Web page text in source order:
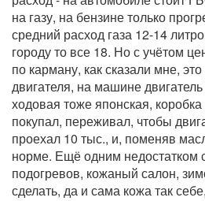
на газу, на бензине только
средний расход газа 12-14
городу то все 18. Но с учётом
по карману, как сказали мне,
двигателя, на машине
ходовая тоже японская, коробка
покупал, переживал, чтобы
проехал 10 тыс., и, поменяв
норме. Ещё одним недостатком
подогревов, кожаный салон,
сделать, да и сама кожа так